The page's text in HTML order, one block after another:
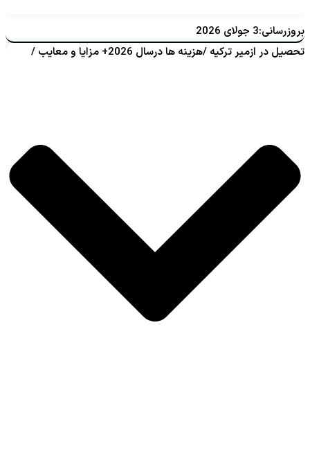
بروزرسانی:3 جولای 2026
تحصیل در ازمیر ترکیه /هزینه ها درسال 2026+ مزایا و معایب /